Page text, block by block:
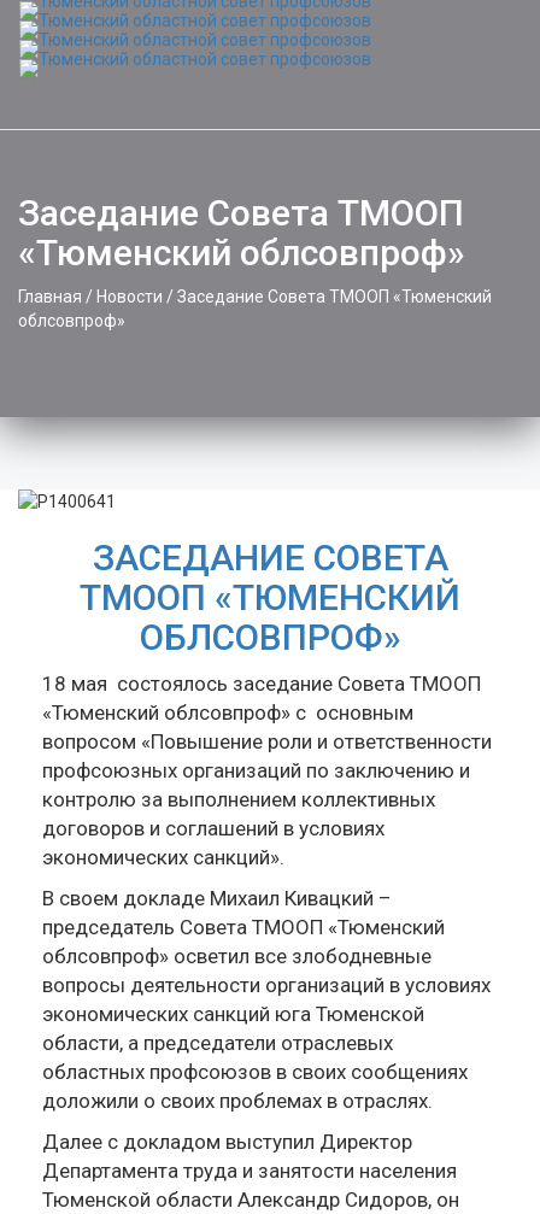
Заседание Совета ТМООП
«Тюменский облсовпроф»
Главная / Новости / Заседание Совета ТМООП «Тюменский
облсовпроф»
ЗАСЕДАНИЕ СОВЕТА
ТМООП «ТЮМЕНСКИЙ
ОБЛСОВПРОФ»
18 мая состоялось заседание Совета ТМООП
«Тюменский облсовпроф» с основным
вопросом «Повышение роли и ответственности
профсоюзных организаций по заключению и
контролю за выполнением коллективных
договоров и соглашений в условиях
экономических санкций».
В своем докладе Михаил Кивацкий –
председатель Совета ТМООП «Тюменский
облсовпроф» осветил все злободневные
вопросы деятельности организаций в условиях
экономических санкций юга Тюменской
области, а председатели отраслевых
областных профсоюзов в своих сообщениях
доложили о своих проблемах в отраслях.
Далее с докладом выступил Директор
Департамента труда и занятости населения
Тюменской области Александр Сидоров, он